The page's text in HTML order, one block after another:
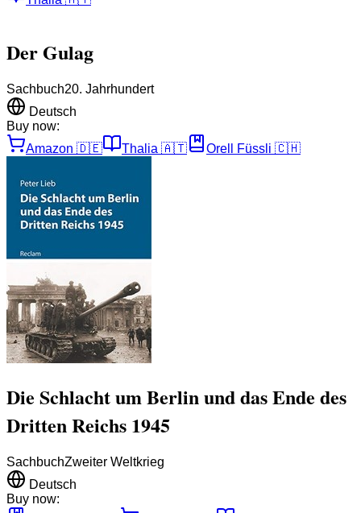
Der Gulag
Sachbuch20. Jahrhundert
Deutsch
Buy now:
Amazon 🇩🇪 Thalia 🇦🇹 Orell Füssli 🇨🇭
Die Schlacht um Berlin und das Ende des
Dritten Reichs 1945
SachbuchZweiter Weltkrieg
Deutsch
Buy now: